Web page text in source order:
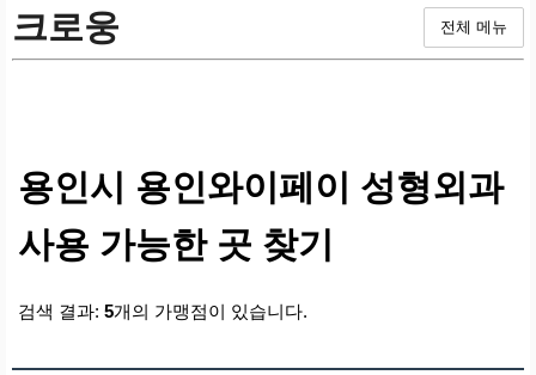
크로웅 전체 메뉴
용인시 용인와이페이 성형외과
사용 가능한 곳 찾기
검색 결과: 5개의 가맹점이 있습니다.